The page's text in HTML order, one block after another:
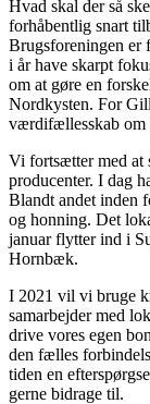
Hvad skal der så
forhåbentlig snart
Brugsforeningen er
i år have skarpt
om at gøre en
Nordkysten. For
værdifællesskab om
Vi fortsætter med at
producenter. I dag
Blandt andet inden
og honning. Det
januar flytter ind i
Hornbæk.
I 2021 vil vi bruge
samarbejder med
drive vores egen
den fælles
tiden en
gerne bidrage til.